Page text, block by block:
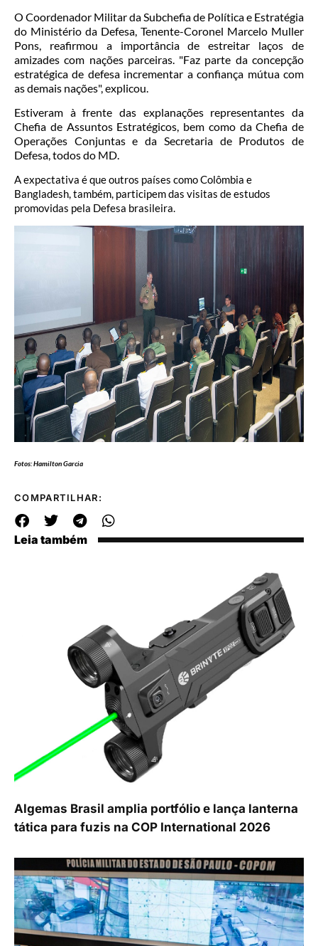
O Coordenador Militar da Subchefia de Política e Estratégia
do Ministério da Defesa, Tenente-Coronel Marcelo Muller
Pons, reafirmou a importância de estreitar laços de
amizades com nações parceiras. "Faz parte da concepção
estratégica de defesa incrementar a confiança mútua com
as demais nações", explicou.
Estiveram à frente das explanações representantes da
Chefia de Assuntos Estratégicos, bem como da Chefia de
Operações Conjuntas e da Secretaria de Produtos de
Defesa, todos do MD.
A expectativa é que outros países como Colômbia e
Bangladesh, também, participem das visitas de estudos
promovidas pela Defesa brasileira.
Fotos: Hamilton Garcia
COMPARTILHAR:
Leia também
Algemas Brasil amplia portfólio e lança lanterna
tática para fuzis na COP International 2026